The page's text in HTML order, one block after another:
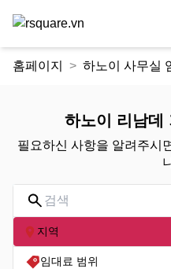
홈페이지 하노이 사무실
하노이 리남데
필요하신 사항을 알려주시
지역
임대료 범위